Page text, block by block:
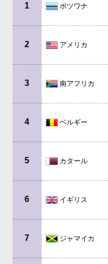
1 ボツワナ
2 アメリカ
3 南アフリカ
4 ベルギー
5 カタール
6 イギリス
7 ジャマイカ